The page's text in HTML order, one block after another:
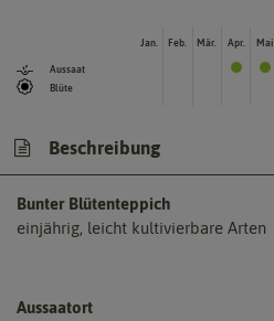
Aussaat
Blüte
Jan. Feb. Mär. Apr. Mai
Beschreibung
Bunter Blütenteppich
einjährig, leicht kultivierbare Arten
Aussaatort